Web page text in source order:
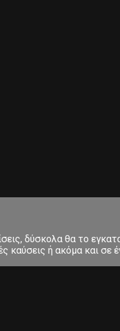
δύσκολα θα το
καύσεις ή ακόμα και σε